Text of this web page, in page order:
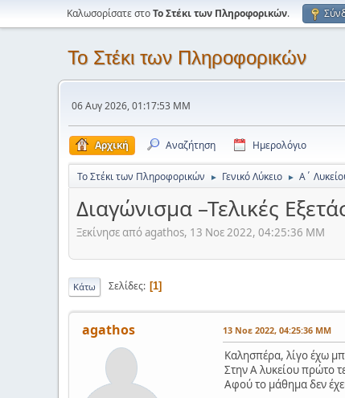
Καλωσορίσατε στοΤο Στέκι των Πληροφορικών.
Το Στέκι των Πληροφορικών
06 Αυγ 2026, 01:17:53 ΜΜ
Αρχική Αναζήτηση Ημερολόγιο
Το Στέκι των Πληροφορικών ► Γενικό Λύκειο ► Α΄
Διαγώνισμα –Τελικές
Ξεκίνησε από agathos, 13 Νοε 2022, 04:25:36 ΜΜ
Κάτω Σελίδες 1
agathos 13 Νοε 2022, 04:25:36 ΜΜ
Καλησπέρα, λίγο έχω
Στην Α λυκείου πρώτο
Αφού το μάθημα δεν έχει